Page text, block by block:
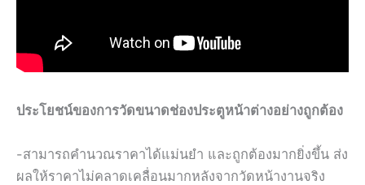
ประโยชน์ของการวัดขนาดช่องประตูหน้าต่างอย่างถูกต้อง
-สามารถคำนวณราคาได้แม่นยำ และถูกต้องมากยิ่งขึ้น ส่ง
ผลให้ราคาไม่คลาดเคลื่อนมากหลังจากวัดหน้างานจริง